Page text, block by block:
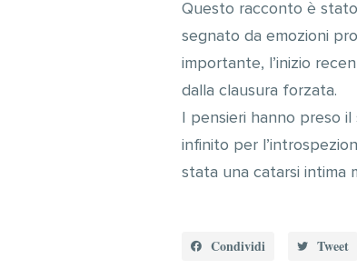
Questo racconto è
segnato da emozioni
importante, l’inizio
dalla clausura forzata.
I pensieri hanno preso
infinito per
stata una catarsi intima
Condividi Tweet